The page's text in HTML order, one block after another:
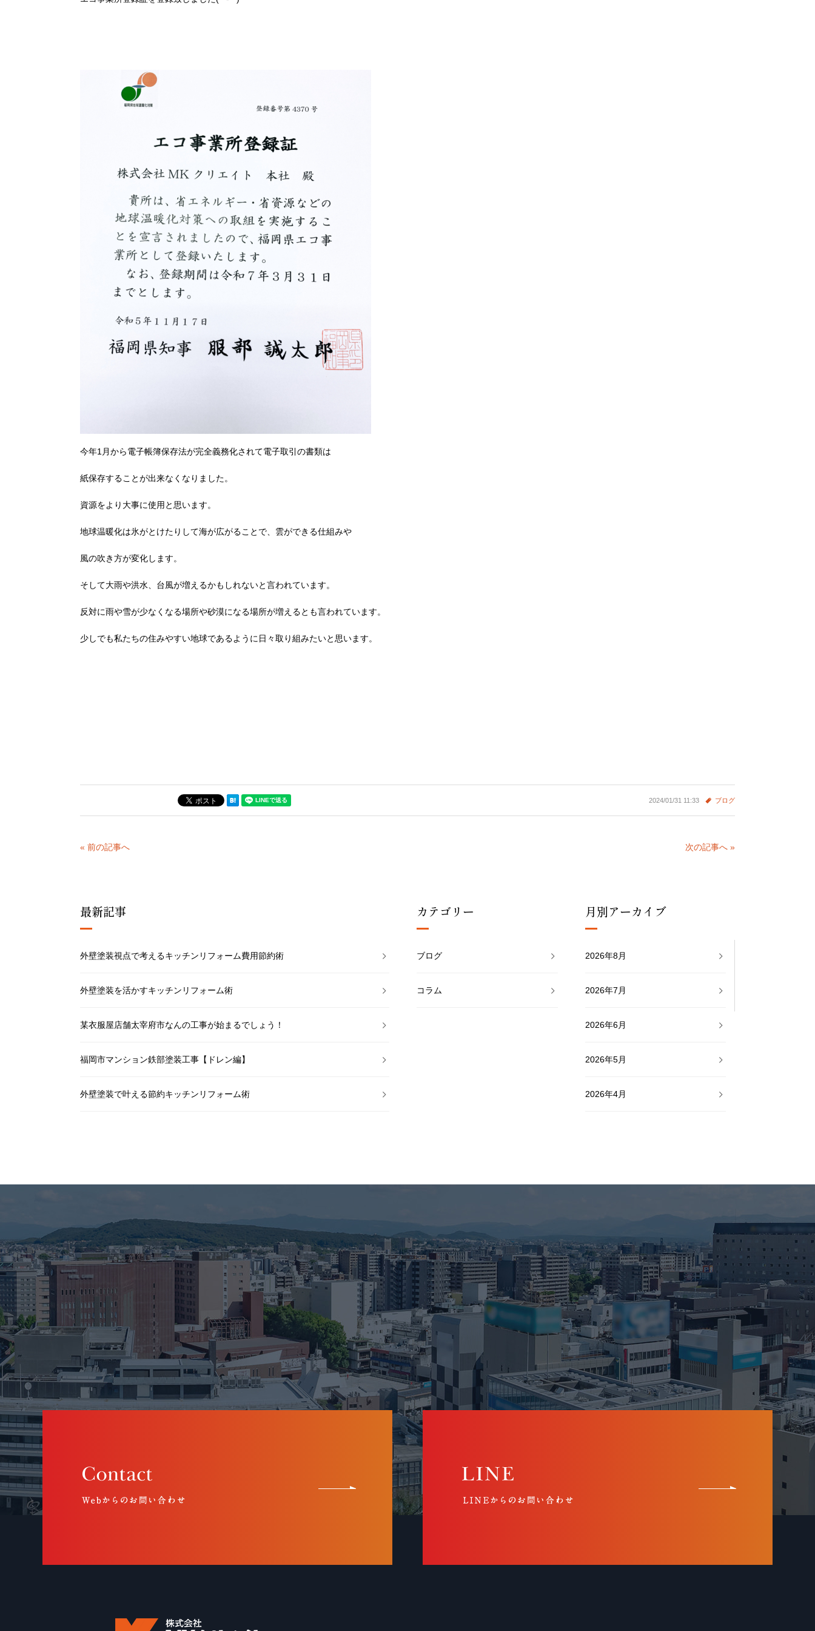
今年1月から電子帳簿保存法が完全義務化されて電子取引の書類は
紙保存することが出来なくなりました。
資源をより大事に使用と思います。
地球温暖化は氷がとけたりして海が広がることで、雲ができる仕組みや
風の吹き方が変化します。
そして大雨や洪水、台風が増えるかもしれないと言われています。
反対に雨や雪が少なくなる場所や砂漠になる場所が増えるとも言われています。
少しでも私たちの住みやすい地球であるように日々取り組みたいと思います。
2024/01/31 11:33 ブログ
« 前の記事へ 次の記事へ »
最新記事
外壁塗装視点で考えるキッチンリフォーム費用節約術
外壁塗装を活かすキッチンリフォーム術
某衣服屋店舗太宰府市なんの工事が始まるでしょう！
福岡市マンション鉄部塗装工事【ドレン編】
外壁塗装で叶える節約キッチンリフォーム術
カテゴリー
ブログ
コラム
月別アーカイブ
2026年8月
2026年7月
2026年6月
2026年5月
2026年4月
2025年11月
2025年10月
2025年9月